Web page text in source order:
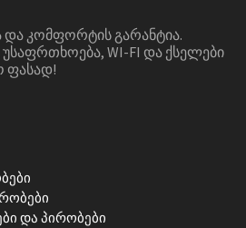
ᲓᲐ ᲙᲝᲛᲤᲝᲠᲢᲘᲡ ᲒᲐᲠᲐᲜᲢᲘᲐ.
ᲣᲡᲐᲤᲠᲗᲮᲝᲔᲑᲐ, WI-FI ᲓᲐ ᲥᲡᲔᲚᲔᲑᲘ
ᲤᲐᲡᲐᲓ!
Და Პირობები